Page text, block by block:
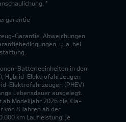
*
Garantie. Abweichungen
u. a. bei
Batterieeinheiten in den
Hybrid-Elektrofahrzeugen
Elektrofahrzeugen (PHEV)
Lebensdauer ausgelegt.
Modelljahr 2026 die Kia-
von 8 Jahren ab der
km Laufleistung, je